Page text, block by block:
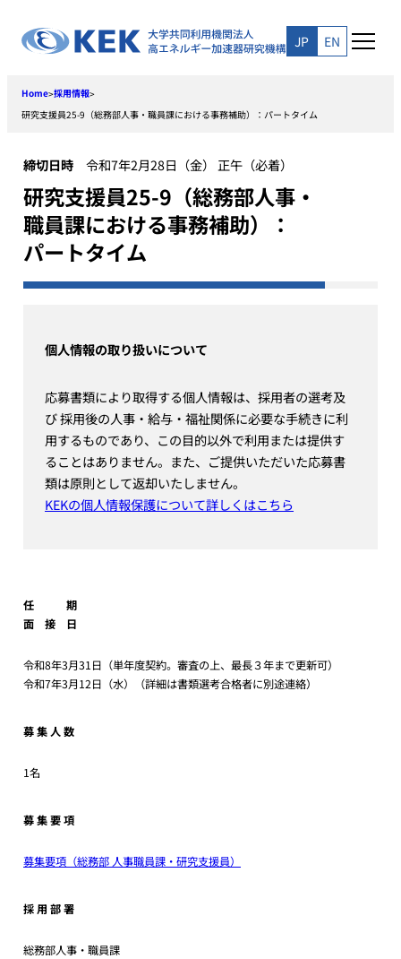
content
JP EN
Home>採用情報>
研究支援員25-9（総務部人事・職員課における事務補助）：パートタイム
締切日時 令和7年2月28日（金） 正午（必着）
研究支援員25-9（総務部人事・
職員課における事務補助）：
パートタイム
個人情報の取り扱いについて
応募書類により取得する個人情報は、採用者の選考及
び 採用後の人事・給与・福祉関係に必要な手続きに利
用するものであり、この目的以外で利用または提供す
ることはありません。また、ご提供いただいた応募書
類は原則として返却いたしません。
KEKの個人情報保護について詳しくはこちら
任 期
面 接 日
令和8年3月31日（単年度契約。審査の上、最長３年まで更新可）
令和7年3月12日（水）（詳細は書類選考合格者に別途連絡）
募 集 人 数
1名
募 集 要 項
募集要項（総務部 人事職員課・研究支援員）
採 用 部 署
総務部人事・職員課